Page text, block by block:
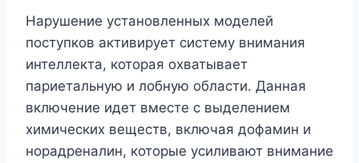
Нарушение установленных моделей
поступков активирует систему внимания
интеллекта, которая охватывает
париетальную и лобную области. Данная
включение идет вместе с выделением
химических веществ, включая дофамин и
норадреналин, которые усиливают внимание